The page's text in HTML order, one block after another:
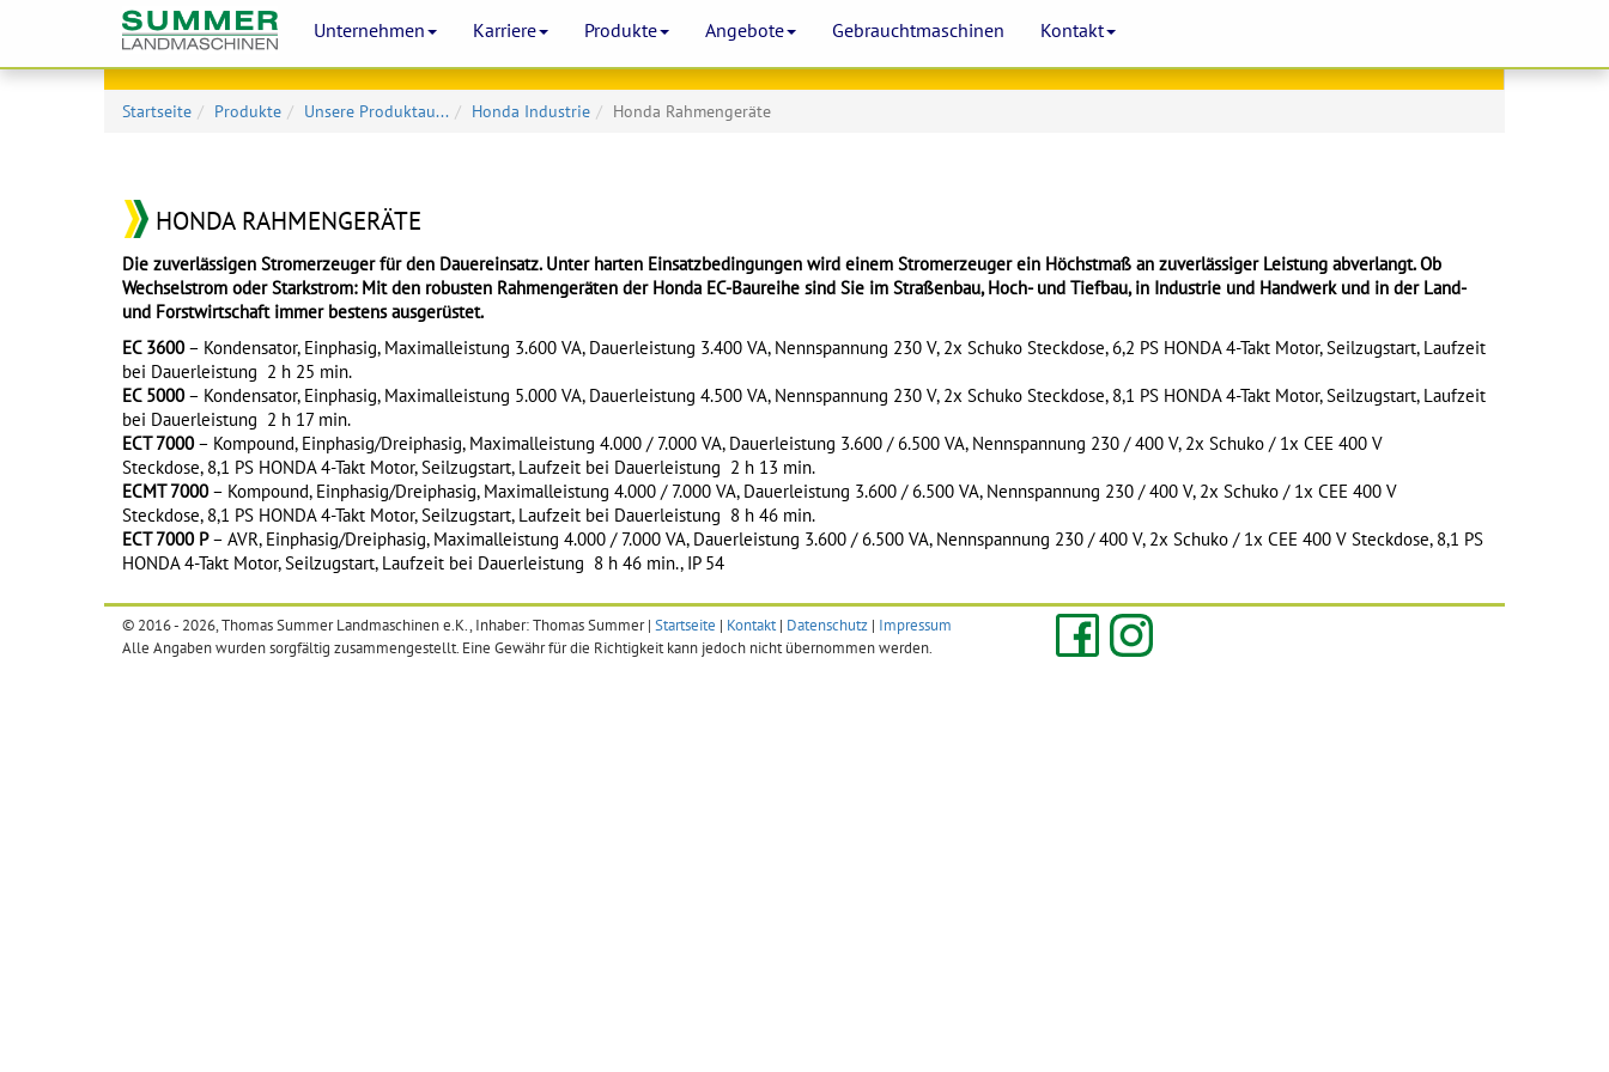
Unternehmen Karriere Produkte Angebote Gebrauchtmaschinen Kontakt
Startseite Produkte Unsere Produktau... Honda Industrie Honda Rahmengeräte
HONDA RAHMENGERÄTE
Die zuverlässigen Stromerzeuger für den Dauereinsatz. Unter harten Einsatzbedingungen wird einem Stromerzeuger ein Höchstmaß an zuverlässiger Leistung abverlangt. Ob
Wechselstrom oder Starkstrom: Mit den robusten Rahmengeräten der Honda EC-Baureihe sind Sie im Straßenbau, Hoch- und Tiefbau, in Industrie und Handwerk und in der Land-
und Forstwirtschaft immer bestens ausgerüstet.
EC 3600– Kondensator, Einphasig, Maximalleistung 3.600 VA, Dauerleistung 3.400 VA, Nennspannung 230 V, 2x Schuko Steckdose, 6,2 PS HONDA 4-Takt Motor, Seilzugstart, Laufzeit
bei Dauerleistung 2 h 25 min.
EC 5000– Kondensator, Einphasig, Maximalleistung 5.000 VA, Dauerleistung 4.500 VA, Nennspannung 230 V, 2x Schuko Steckdose, 8,1 PS HONDA 4-Takt Motor, Seilzugstart, Laufzeit
bei Dauerleistung 2 h 17 min.
ECT 7000– Kompound, Einphasig/Dreiphasig, Maximalleistung 4.000 / 7.000 VA, Dauerleistung 3.600 / 6.500 VA, Nennspannung 230 / 400 V, 2x Schuko / 1x CEE 400 V
Steckdose, 8,1 PS HONDA 4-Takt Motor, Seilzugstart, Laufzeit bei Dauerleistung 2 h 13 min.
ECMT 7000– Kompound, Einphasig/Dreiphasig, Maximalleistung 4.000 / 7.000 VA, Dauerleistung 3.600 / 6.500 VA, Nennspannung 230 / 400 V, 2x Schuko / 1x CEE 400 V
Steckdose, 8,1 PS HONDA 4-Takt Motor, Seilzugstart, Laufzeit bei Dauerleistung 8 h 46 min.
ECT 7000 P– AVR, Einphasig/Dreiphasig, Maximalleistung 4.000 / 7.000 VA, Dauerleistung 3.600 / 6.500 VA, Nennspannung 230 / 400 V, 2x Schuko / 1x CEE 400 V Steckdose, 8,1 PS
HONDA 4-Takt Motor, Seilzugstart, Laufzeit bei Dauerleistung 8 h 46 min., IP 54
© 2016 - 2026, Thomas Summer Landmaschinen e.K., Inhaber: Thomas Summer | Startseite | Kontakt| Datenschutz | Impressum
Alle Angaben wurden sorgfältig zusammengestellt. Eine Gewähr für die Richtigkeit kann jedoch nicht übernommen werden.